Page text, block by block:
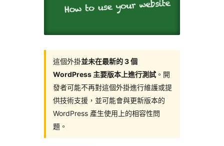
這個外掛並未在最新的 3 個
WordPress 主要版本上進行測試 。開
發者可能不再對這個外掛進行維護或提
供技術支援，並可能會與更新版本的
WordPress 產生使用上的相容性問
題。